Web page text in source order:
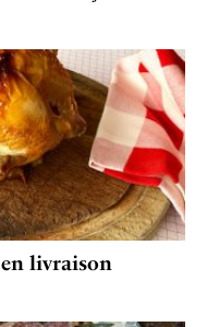
livraison